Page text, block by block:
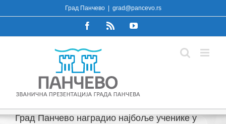
to
Град Панчево grad@pancevo.rs
FacebookRss YouTube
Град Панчево наградио најбоље ученике у